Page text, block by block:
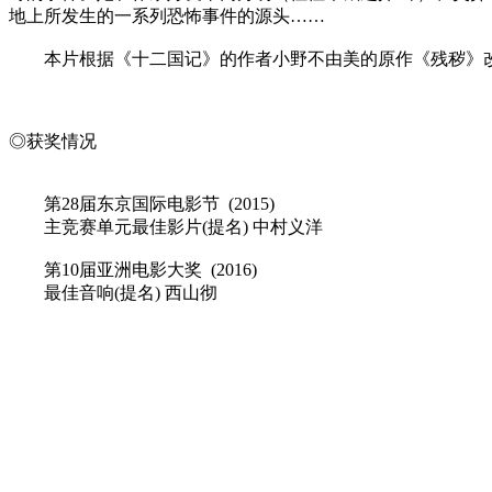
地上所发生的一系列恐怖事件的源头……
本片根据《十二国记》的作者小野不由美的原作《残秽》
◎获奖情况
第28届东京国际电影节 (2015)
主竞赛单元最佳影片(提名) 中村义洋
第10届亚洲电影大奖 (2016)
最佳音响(提名) 西山彻